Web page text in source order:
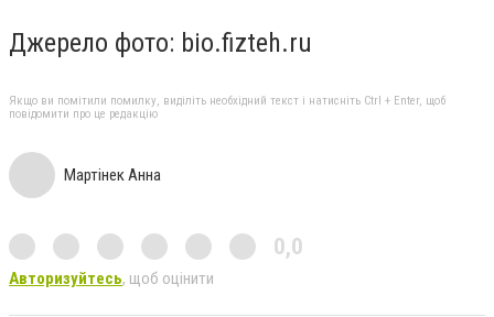
Джерело фото: bio.fizteh.ru
Якщо ви помітили помилку, виділіть необхідний текст і натисніть Ctrl + Enter, щоб
повідомити про це редакцію
Мартінек Анна
0,0
Авторизуйтесь, щоб оцінити